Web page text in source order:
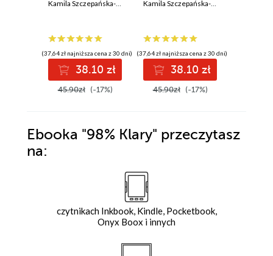
Kamila Szczepańska-Górna
(37,64 zł najniższa cena z 30 dni)
38.10 zł
45.90zł (-17%)
Kamila Szczepańska-Górna
(37,64 zł najniższa cena z 30 dni)
38.10 zł
45.90zł (-17%)
Ebooka "98% Klary" przeczytasz
na:
czytnikach Inkbook, Kindle, Pocketbook,
Onyx Boox i innych